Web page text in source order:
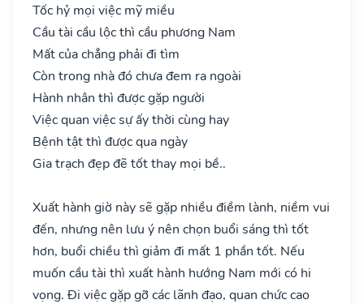
Tốc hỷ mọi việc mỹ miều
Cầu tài cầu lộc thì cầu phương Nam
Mất của chẳng phải đi tìm
Còn trong nhà đó chưa đem ra ngoài
Hành nhân thì được gặp người
Việc quan việc sự ấy thời cùng hay
Bệnh tật thì được qua ngày
Gia trạch đẹp đẽ tốt thay mọi bề..
Xuất hành giờ này sẽ gặp nhiều điềm lành, niềm vui
đến, nhưng nên lưu ý nên chọn buổi sáng thì tốt
hơn, buổi chiều thì giảm đi mất 1 phần tốt. Nếu
muốn cầu tài thì xuất hành hướng Nam mới có hi
vọng. Đi việc gặp gỡ các lãnh đạo, quan chức cao